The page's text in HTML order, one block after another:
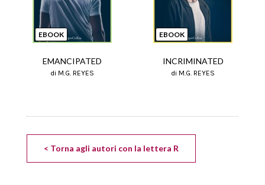
EBOOK
EMANCIPATED
di M.G. REYES
EBOOK
INCRIMINATED
di M.G. REYES
< Torna agli autori con la lettera R